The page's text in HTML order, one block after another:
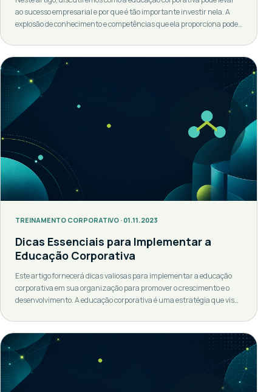
ao sucesso empresarial e por que é tão importante investir nela. A
explosão de conhecimento e competências que ela proporciona pode
patamares de sucesso. Imagine a seguinte situação: Seu negócio é
um navio navegando no vasto oceano dos mercados […]
TREINAMENTO CORPORATIVO · 01.11.2023
Dicas Essenciais para Implementar a
Educação Corporativa
Este artigo fornecerá dicas valiosas para implementar a educação
corporativa em sua organização para promover o crescimento e o
desenvolvimento. A educação corporativa é uma estratégia que visa
empresa, com o objetivo de melhorar a produtividade e a eficiência do
trabalho. Imagine uma explosão de crescimento em sua
organização, onde cada […]